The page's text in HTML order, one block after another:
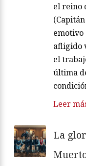
el reino
emotivo
afligido
el
última
Leer
La